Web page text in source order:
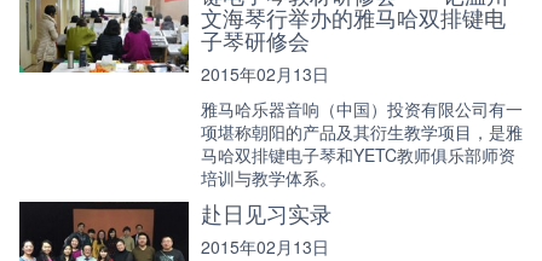
文海琴行举办的雅马哈双排键电
子琴研修会
2015年02月13日
雅马哈乐器音响（中国）投资有限公司有一
项堪称朝阳的产品及其衍生教学项目，是雅
马哈双排键电子琴和YETC教师俱乐部师资
培训与教学体系。
赴日见习实录
2015年02月13日